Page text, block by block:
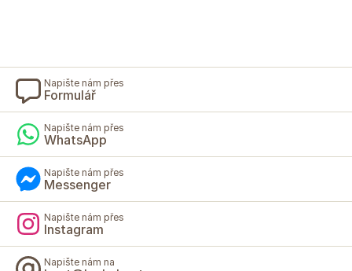
Napište nám přes
Formulář
Napište nám přes
WhatsApp
Napište nám přes
Messenger
Napište nám přes
Instagram
Napište nám na